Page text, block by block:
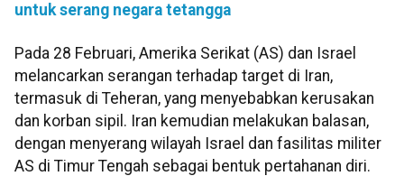
untuk serang negara tetangga
Pada 28 Februari, Amerika Serikat (AS) dan Israel
melancarkan serangan terhadap target di Iran,
termasuk di Teheran, yang menyebabkan kerusakan
dan korban sipil. Iran kemudian melakukan balasan,
dengan menyerang wilayah Israel dan fasilitas militer
AS di Timur Tengah sebagai bentuk pertahanan diri.